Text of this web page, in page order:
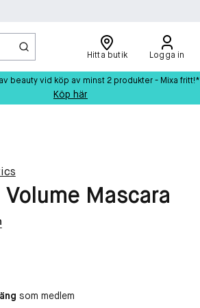
Hitta butik Logga in
beauty vid köp av minst 2 produkter - Mixa fritt!*
Köp här
Volume Mascara
som medlem